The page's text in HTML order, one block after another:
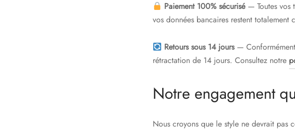
Paiement 100% sécurisé— Toutes vos
vos données bancaires restent totalement
Retours sous 14 jours— Conformément
rétractation de 14 jours. Consultez notre
Notre engagement
Nous croyons que le style ne devrait pas